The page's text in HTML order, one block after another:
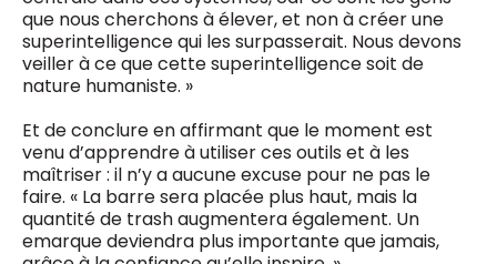
que nous cherchons à élever, et non à créer une
superintelligence qui les surpasserait. Nous devons
veiller à ce que cette superintelligence soit de
nature humaniste. »
Et de conclure en affirmant que le moment est
venu d’apprendre à utiliser ces outils et à les
maîtriser : il n’y a aucune excuse pour ne pas le
faire. « La barre sera placée plus haut, mais la
quantité de trash augmentera également. Un
emarque deviendra plus importante que jamais,